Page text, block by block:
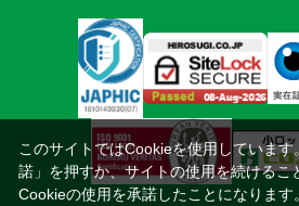
このサイトではCookieを使用しています
諾」を押すか、サイトの使用を続けるこ
Cookieの使用を承諾したことになります。